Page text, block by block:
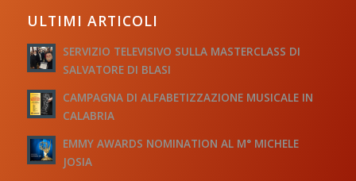
ULTIMI ARTICOLI
SERVIZIO TELEVISIVO SULLA MASTERCLASS DI
SALVATORE DI BLASI
CAMPAGNA DI ALFABETIZZAZIONE MUSICALE IN
CALABRIA
EMMY AWARDS NOMINATION AL M° MICHELE
JOSIA